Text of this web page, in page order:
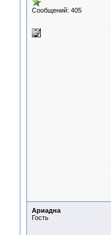
Сообщений: 405
Ариадна
Гость